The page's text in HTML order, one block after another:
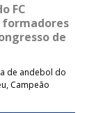
FC
formadores
de
de andebol do
Campeão